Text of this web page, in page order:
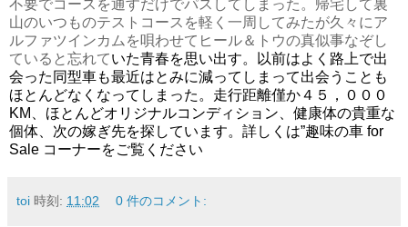
不要でコースを通すだけでパスしてしまった。帰宅して裏
山のいつものテストコースを軽く一周してみたが久々にア
ルファツインカムを唄わせてヒール＆トウの真似事なぞし
ていると忘れていた青春を思い出す。以前はよく路上で出
会った同型車も最近はとみに減ってしまって出会うことも
ほとんどなくなってしまった。走行距離僅か４５，０００
KM、ほとんどオリジナルコンディション、健康体の貴重な
個体、次の嫁ぎ先を探しています。詳しくは”趣味の車 for
Sale コーナーをご覧ください
toi 時刻: 11:02 0 件のコメント: